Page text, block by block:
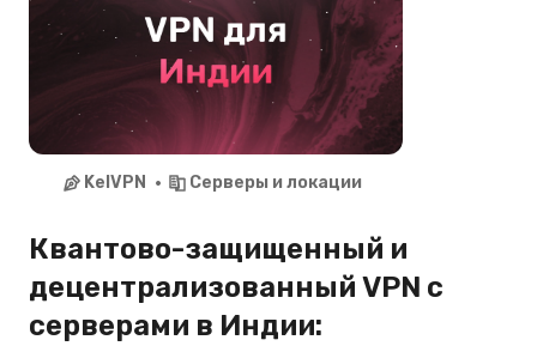
из любой точки мира с максимальной
приватностью в 2026.
KelVPN Серверы и локации
Квантово-защищенный и
децентрализованный VPN с
серверами в Индии: